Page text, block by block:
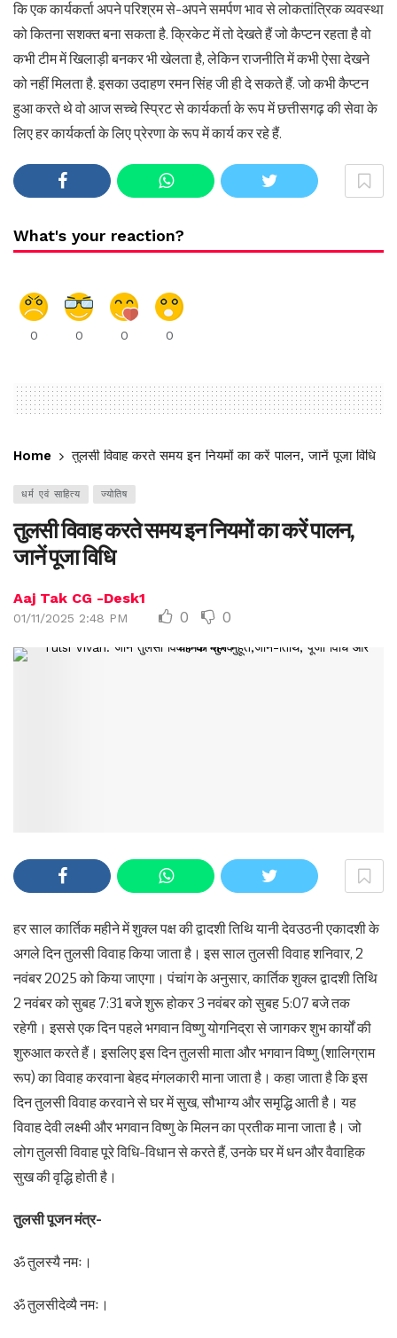
कि एक कार्यकर्ता अपने परिश्रम से-अपने समर्पण भाव से लोकतांत्रिक व्यवस्था
को कितना सशक्त बना सकता है. क्रिकेट में तो देखते हैं जो कैप्टन रहता है वो
कभी टीम में खिलाड़ी बनकर भी खेलता है, लेकिन राजनीति में कभी ऐसा देखने
को नहीं मिलता है. इसका उदाहण रमन सिंह जी ही दे सकते हैं. जो कभी कैप्टन
हुआ करते थे वो आज सच्चे स्प्रिट से कार्यकर्ता के रूप में छत्तीसगढ़ की सेवा के
लिए हर कार्यकर्ता के लिए प्रेरणा के रूप में कार्य कर रहे हैं.
What's your reaction?
0 0 0 0
Home तुलसी विवाह करते समय इन नियमों का करें पालन, जानें पूजा विधि
धर्म एवं साहित्य ज्योतिष
तुलसी विवाह करते समय इन नियमों का करें पालन,
जानें पूजा विधि
Aaj Tak CG -Desk1
01/11/2025 2:48 PM 0 0
हर साल कार्तिक महीने में शुक्ल पक्ष की द्वादशी तिथि यानी देवउठनी एकादशी के
अगले दिन तुलसी विवाह किया जाता है। इस साल तुलसी विवाह शनिवार, 2
नवंबर 2025 को किया जाएगा। पंचांग के अनुसार, कार्तिक शुक्ल द्वादशी तिथि
2 नवंबर को सुबह 7:31 बजे शुरू होकर 3 नवंबर को सुबह 5:07 बजे तक
रहेगी। इससे एक दिन पहले भगवान विष्णु योगनिद्रा से जागकर शुभ कार्यों की
शुरुआत करते हैं। इसलिए इस दिन तुलसी माता और भगवान विष्णु (शालिग्राम
रूप) का विवाह करवाना बेहद मंगलकारी माना जाता है। कहा जाता है कि इस
दिन तुलसी विवाह करवाने से घर में सुख, सौभाग्य और समृद्धि आती है। यह
विवाह देवी लक्ष्मी और भगवान विष्णु के मिलन का प्रतीक माना जाता है। जो
लोग तुलसी विवाह पूरे विधि-विधान से करते हैं, उनके घर में धन और वैवाहिक
सुख की वृद्धि होती है।
तुलसी पूजन मंत्र-
ॐ तुलस्यै नमः।
ॐ तुलसीदेव्यै नमः।